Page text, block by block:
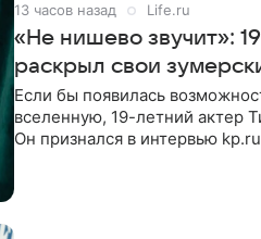
13 часов назад Life.ru
«Не нишево звучит»:
раскрыл свои
Если бы появилась
вселенную, 19-летний актер
Он признался в интервью